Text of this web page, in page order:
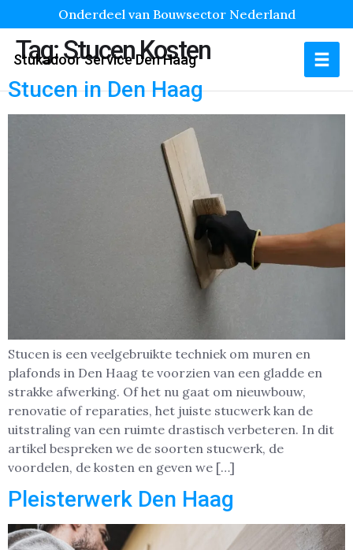
Onderdeel van Bouwsector Nederland
Stukadoor Service Den Haag
Tag:Stucen Kosten
Stucen in Den Haag
Stucen is een veelgebruikte techniek om muren en
plafonds in Den Haag te voorzien van een gladde en
strakke afwerking. Of het nu gaat om nieuwbouw,
renovatie of reparaties, het juiste stucwerk kan de
uitstraling van een ruimte drastisch verbeteren. In dit
artikel bespreken we de soorten stucwerk, de
voordelen, de kosten en geven we […]
Pleisterwerk Den Haag